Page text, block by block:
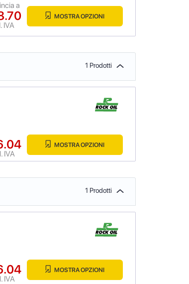
IVA
a
MOSTRA OPZIONI
1 Prodotti
IVA
MOSTRA OPZIONI
1 Prodotti
IVA
MOSTRA OPZIONI